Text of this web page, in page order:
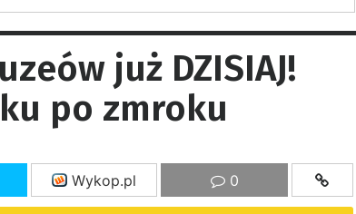
już DZISIAJ!
po zmroku
Wykop.pl 0